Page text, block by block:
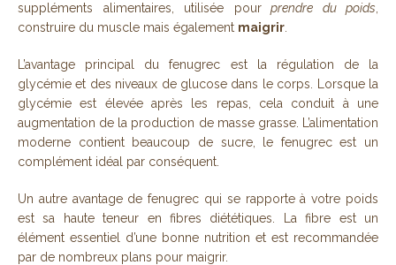
suppléments alimentaires, utilisée pourprendre du poids
construire du muscle mais également maigrir
L’avantage principal du fenugrec est la régulation de la
glycémie et des niveaux de glucose dans le corps. Lorsque la
glycémie est élevée après les repas, cela conduit à une
augmentation de la production de masse grasse. L’alimentation
moderne contient beaucoup de sucre, le fenugrec est un
complément idéal par conséquent.
Un autre avantage de fenugrec qui se rapporte à votre poids
est sa haute teneur en fibres diététiques. La fibre est un
élément essentiel d’une bonne nutrition et est recommandée
par de nombreux plans pour maigrir.